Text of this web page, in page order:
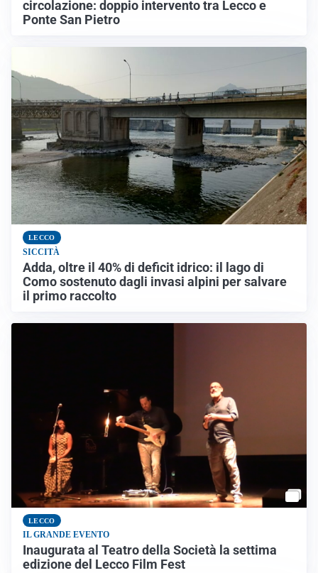
circolazione: doppio intervento tra Lecco e
Ponte San Pietro
LECCO
SICCITÀ
Adda, oltre il 40% di deficit idrico: il lago di
Como sostenuto dagli invasi alpini per salvare
il primo raccolto
LECCO
IL GRANDE EVENTO
Inaugurata al Teatro della Società la settima
edizione del Lecco Film Fest